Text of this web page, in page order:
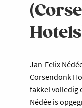
Jan-Felix
Corsendonk
fakkel volledig
Nédée is